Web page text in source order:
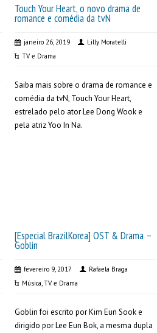
Touch Your Heart, o novo drama de
romance e comédia da tvN
janeiro 26, 2019
Lilly Moratelli
TV e Drama
Saiba mais sobre o drama de romance e
comédia da tvN, Touch Your Heart,
estrelado pelo ator Lee Dong Wook e
pela atriz Yoo In Na.
[Especial BrazilKorea] OST & Drama –
Goblin
fevereiro 9, 2017
Rafaela Braga
Música,TV e Drama
Goblin foi escrito por Kim Eun Sook e
dirigido por Lee Eun Bok, a mesma dupla